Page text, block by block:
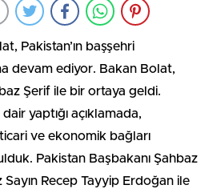
Pakistan’ın başşehri
devam ediyor. Bakan Bolat,
Şerif ile bir ortaya geldi.
yaptığı açıklamada,
ve ekonomik bağları
Pakistan Başbakanı Şahbaz
Sayın Recep Tayyip Erdoğan ile